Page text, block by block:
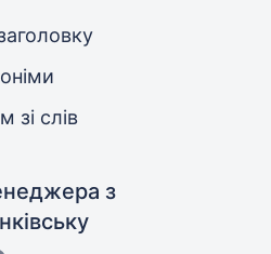
зі слів
з